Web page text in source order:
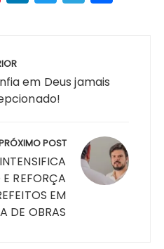
re
st dI
n
r r
em Deus jamais
POST
REFORÇA
EM
DE OBRAS